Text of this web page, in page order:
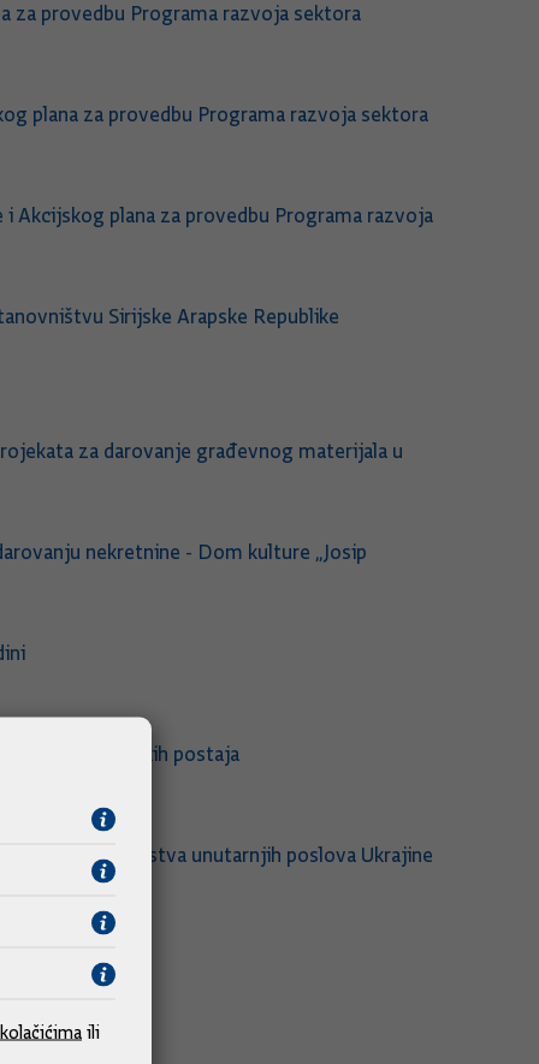
za provedbu Programa razvoja sektora
plana za provedbu Programa razvoja sektora
Akcijskog plana za provedbu Programa razvoja
Sirijske Arapske Republike
za darovanje građevnog materijala u
nekretnine - Dom kulture „Josip
i policijskih postaja
i Ministarstva unutarnjih poslova Ukrajine
ili